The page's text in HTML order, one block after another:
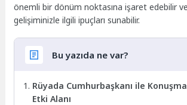
önemli bir dönüm noktasına işaret edebilir
gelişiminizle ilgili ipuçları sunabilir.
Bu yazıda ne var?
Rüyada Cumhurbaşkanı ile
Etki Alanı